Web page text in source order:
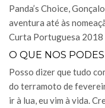
Panda’s Choice,
aventura até às
Curta Portuguesa 2018
O QUE NOS
Posso dizer que tudo
do terramoto de
ir à lua, eu vim à vida.